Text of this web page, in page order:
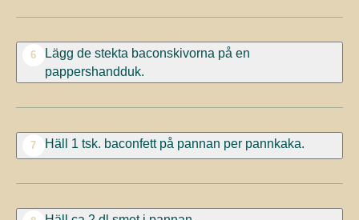
6
Lägg de stekta baconskivorna på en
pappershandduk.
7 Häll 1 tsk. baconfett på pannan per pannkaka.